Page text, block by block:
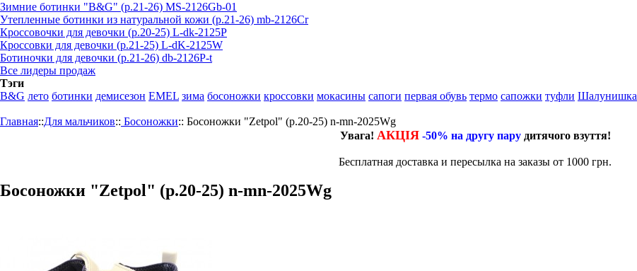
Зимние ботинки "B&G" (р.21-26) MS-2126Gb-01
Утепленные ботинки из натуральной кожи (р.21-26) mb-2126Cr
Кроссовочки для девочки (р.20-25) L-dk-2125P
Кроссовки для девочки (р.21-25) L-dK-2125W
Ботиночки для девочки (р.21-26) db-2126P-t
Все лидеры продаж
Тэги
B&G лето ботинки демисезон EMEL зима босоножки кроссовки мокасины сапоги первая обувь термо сапожки туфли Шалунишка
Главная::Для мальчиков:: Босоножки:: Босоножки "Zetpol" (р.20-25) n-mn-2025Wg
Увага! АКЦІЯ -50% на другу парудитячого взуття!
Бесплатная доставка и пересылка на заказы от 1000 грн.
Босоножки "Zetpol" (р.20-25) n-mn-2025Wg